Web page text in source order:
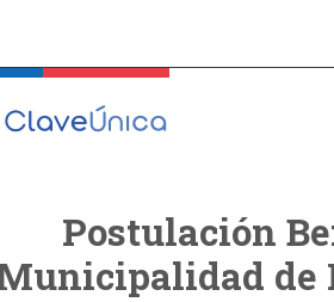
Postulación
de